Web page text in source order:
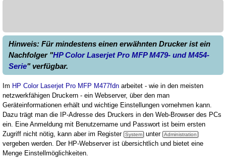
Hinweis: Für mindestens einen erwähnten Drucker ist ein
Nachfolger "HP Color Laserjet Pro MFP M479- und M454-
Serie" verfügbar.
Im HP Color Laserjet Pro MFP M477fdn arbeitet - wie in den meisten
netzwerkfähigen Druckern - ein Webserver, über den man
Geräteinformationen erhält und wichtige Einstellungen vornehmen kann.
Dazu trägt man die IP-Adresse des Druckers in den Web-Browser des PCs
ein. Eine Anmeldung mit Benutzername und Passwort ist beim ersten
Zugriff nicht nötig, kann aber im Register System unter Administration
vergeben werden. Der HP-Webserver ist übersichtlich und bietet eine
Menge Einstellmöglichkeiten.